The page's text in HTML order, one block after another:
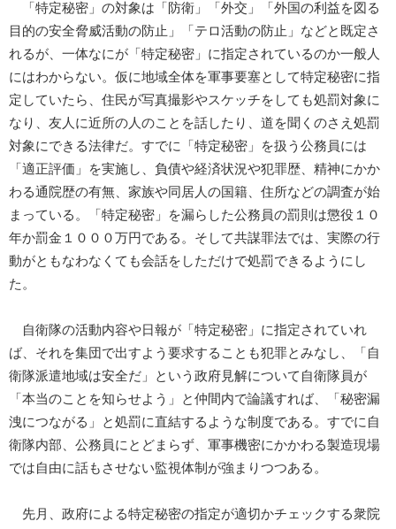
「特定秘密」の対象は「防衛」「外交」「外国の利益を図る
目的の安全脅威活動の防止」「テロ活動の防止」などと既定さ
れるが、一体なにが「特定秘密」に指定されているのか一般人
にはわからない。仮に地域全体を軍事要塞として特定秘密に指
定していたら、住民が写真撮影やスケッチをしても処罰対象に
なり、友人に近所の人のことを話したり、道を聞くのさえ処罰
対象にできる法律だ。すでに「特定秘密」を扱う公務員には
「適正評価」を実施し、負債や経済状況や犯罪歴、精神にかか
わる通院歴の有無、家族や同居人の国籍、住所などの調査が始
まっている。「特定秘密」を漏らした公務員の罰則は懲役１０
年か罰金１０００万円である。そして共謀罪法では、実際の行
動がともなわなくても会話をしただけで処罰できるようにし
た。
自衛隊の活動内容や日報が「特定秘密」に指定されていれ
ば、それを集団で出すよう要求することも犯罪とみなし、「自
衛隊派遣地域は安全だ」という政府見解について自衛隊員が
「本当のことを知らせよう」と仲間内で論議すれば、「秘密漏
洩につながる」と処罰に直結するような制度である。すでに自
衛隊内部、公務員にとどまらず、軍事機密にかかわる製造現場
では自由に話もさせない監視体制が強まりつつある。
先月、政府による特定秘密の指定が適切かチェックする衆院